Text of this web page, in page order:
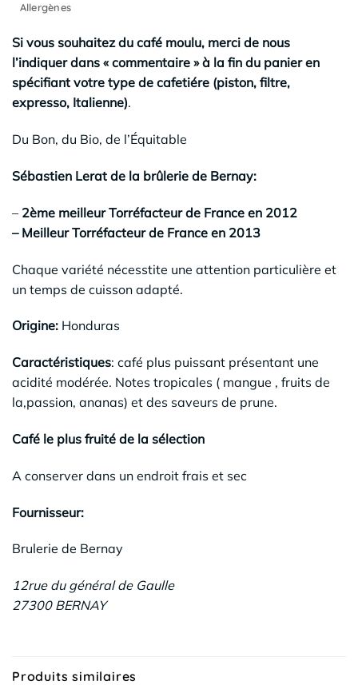
Allergènes
Si vous souhaitez du café moulu, merci de nous
l’indiquer dans « commentaire » à la fin du panier en
spécifiant votre type de cafetiére (piston, filtre,
expresso, Italienne).
Du Bon, du Bio, de l’Équitable
Sébastien Lerat de la brûlerie de Bernay:
– 2ème meilleur Torréfacteur de France en 2012
– Meilleur Torréfacteur de France en 2013
Chaque variété nécesstite une attention particulière et
un temps de cuisson adapté.
Origine: Honduras
Caractéristiques: café plus puissant présentant une
acidité modérée. Notes tropicales ( mangue , fruits de
la,passion, ananas) et des saveurs de prune.
Café le plus fruité de la sélection
A conserver dans un endroit frais et sec
Fournisseur:
Brulerie de Bernay
12rue du général de Gaulle
27300 BERNAY
Produits similaires